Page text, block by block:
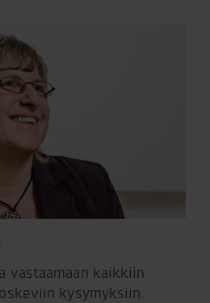
vastaamaan kaikkiin
kysymyksiin.